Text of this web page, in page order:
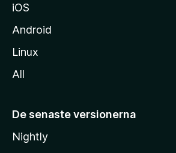
iOS
Android
Linux
All
De senaste versionerna
Nightly